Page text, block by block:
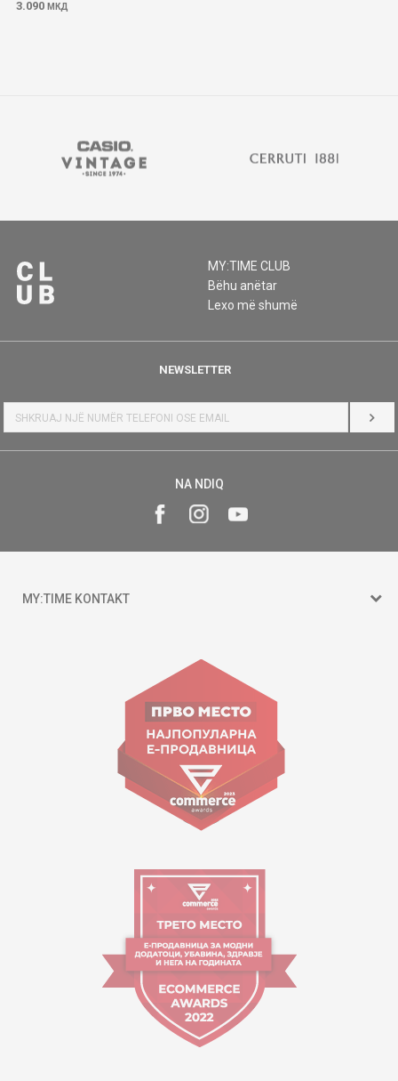
3.090 МКД
MY:TIME CLUB
Bëhu anëtar
Lexo më shumë
NEWSLETTER
HYR
NA NDIQ
MY:TIME KONTAKT
Goce Nikolovski 74 Shkup
contact@mytime.mk
Orari i punës:
09:00 - 17:00